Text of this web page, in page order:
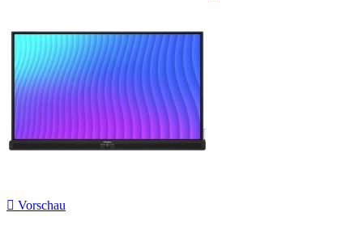
 Vorschau